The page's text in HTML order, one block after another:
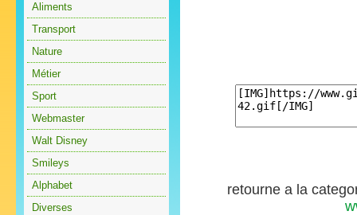
Aliments
Transport
Nature
Métier
Sport
Webmaster
Walt Disney
Smileys
Alphabet
Diverses
retourne a la